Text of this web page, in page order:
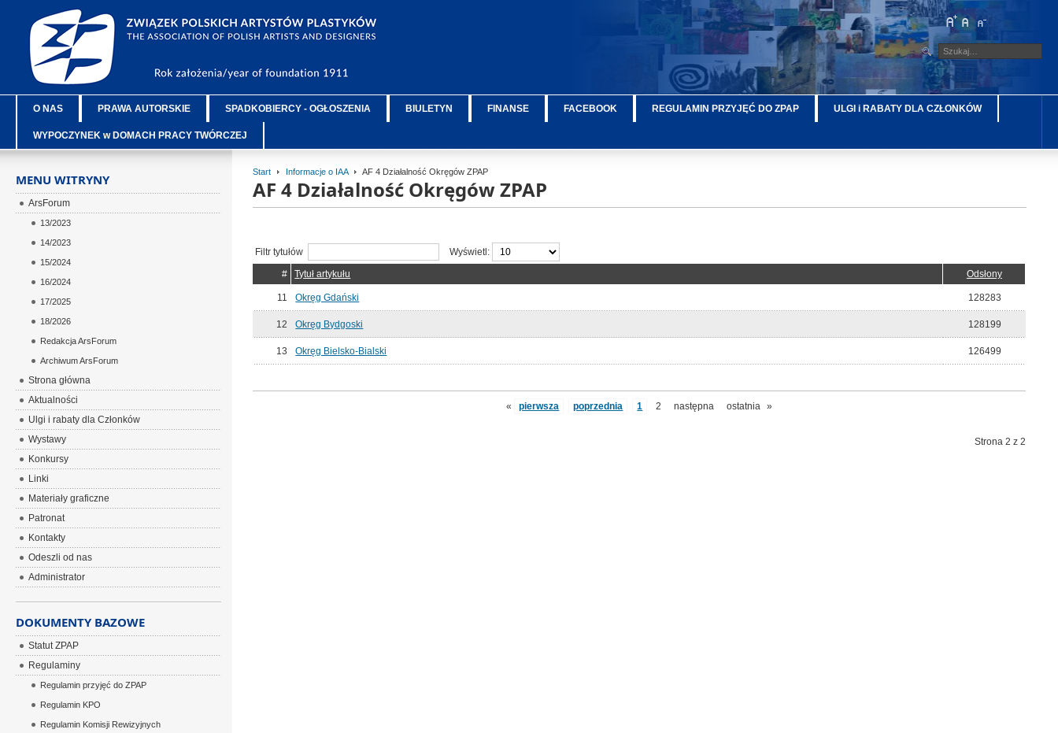
O NAS PRAWA AUTORSKIE SPADKOBIERCY - OGŁOSZENIA BIULETYN FINANSE FACEBOOK REGULAMIN PRZYJĘĆ DO ZPAP ULGI i RABATY DLA CZŁONKÓW
WYPOCZYNEK w DOMACH PRACY TWÓRCZEJ
Start Informacje o IAA AF 4 Działalność Okręgów ZPAP
AF 4 Działalność Okręgów ZPAP
Filtr tytułów
Wyświetl:
#
Tytuł artykułu Odsłony
11 Okręg Gdański 128283
12 Okręg Bydgoski 128199
13 Okręg Bielsko-Bialski 126499
« pierwsza poprzednia 1 2 następna ostatnia »
Strona 2 z 2
MENU WITRYNY
ArsForum
13/2023
14/2023
15/2024
16/2024
17/2025
18/2026
Redakcja ArsForum
Archiwum ArsForum
Strona główna
Aktualności
Ulgi i rabaty dla Członków
Wystawy
Konkursy
Linki
Materiały graficzne
Patronat
Kontakty
Odeszli od nas
Administrator
DOKUMENTY BAZOWE
Statut ZPAP
Regulaminy
Regulamin przyjęć do ZPAP
Regulamin KPO
Regulamin Komisji Rewizyjnych